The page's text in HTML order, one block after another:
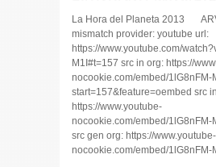
La Hora del Planeta 2013
mismatch provider: youtube url:
https://www.youtube.com/
M1I#t=157 src in org: https://
nocookie.com/embed/1lG8nFM-
start=157&feature=oembed src
https://www.youtube-
nocookie.com/embed/1lG8nFM-
src gen org: https://www.youtube-
nocookie.com/embed/1lG8nFM-